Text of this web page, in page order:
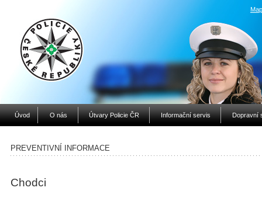
Úvod O nás Útvary Policie ČR Informační servis Dopravní
PREVENTIVNÍ INFORMACE
Chodci